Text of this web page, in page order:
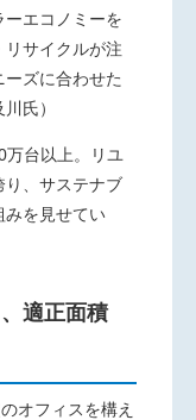
エコノミーを
サイクルが注
ズに合わせた
氏）
万台以上。リユ
り、サステナブ
みを見せてい
適正面積
オフィスを構え